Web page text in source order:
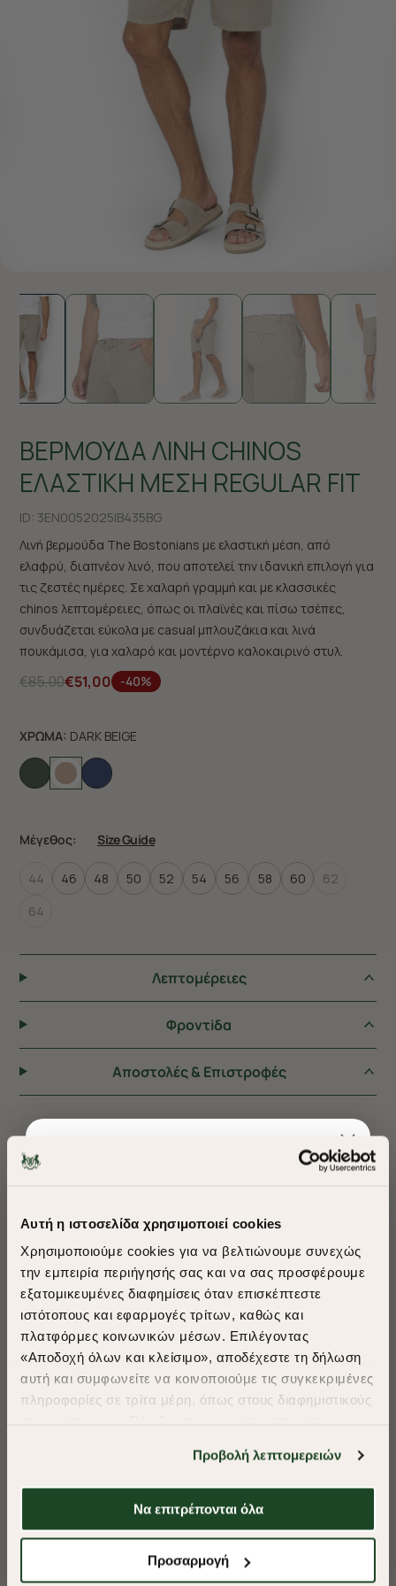
Αυτή η ιστοσελίδα χρησιμοποιεί cookies
Χρησιμοποιούμε cookies για να βελτιώνουμε συνεχώς
την εμπειρία περιήγησής σας και να σας προσφέρουμε
εξατομικευμένες διαφημίσεις όταν επισκέπτεστε
ιστότοπους και εφαρμογές τρίτων, καθώς και
πλατφόρμες κοινωνικών μέσων. Επιλέγοντας
«Αποδοχή όλων και κλείσιμο», αποδέχεστε τη δήλωση
αυτή και συμφωνείτε να κοινοποιούμε τις συγκεκριμένες
πληροφορίες σε τρίτα μέρη, όπως στους διαφημιστικούς
απαιτούμενα cookies» και θα περιοριστούμε
στα cookies και τις τεχνολογίες που είναι απολύτως
απαραίτητα για την ασφαλή απόδοση και
λειτουργικότητα της ιστοσελίδας μας. Ωστόσο, λάβετε
θα μπορούμε να συλλέξουμε πληροφορίες που θα
Προβολή λεπτομερειών
Να επιτρέπονται όλα
Προσαρμογή
ΒΕΡΜΟΥΔΑ ΛΙΝΗ CHINOS
ΕΛΑΣΤΙΚΗ ΜΕΣΗ REGULAR FIT
ID: 3EN0052025|B435BG
Λινή βερμούδα The Bostonians με ελαστική μέση, από
ελαφρύ, διαπνέον λινό, που αποτελεί την ιδανική επιλογή για
τις ζεστές ημέρες. Σε χαλαρή γραμμή και με κλασσικές
chinos λεπτομέρειες, όπως οι πλαϊνές και πίσω τσέπες,
συνδυάζεται εύκολα με casual μπλουζάκια και λινά
πουκάμισα, για χαλαρό και μοντέρνο καλοκαιρινό στυλ.
€85,00€51,00 -40%
ΧΡΩΜΑ: DARK BEIGE
Μέγεθος: Size Guide
44 46 48 50 52 54 56 58 60
62
64
Λεπτομέρειες
Φροντiδα
Αποστολές & Επιστροφές
ΠΡΟΤΕΙΝΟΥΜΕ ΓΙΑ ΕΣΑΣ
-40%
ΣΟΡΤΣ SPORT ESSENTIAL
-40%
​
A Season of Style
SUMMER SALE
Shop Now